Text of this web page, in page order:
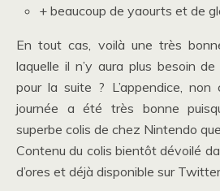
+ beaucoup de yaourts et de
En tout cas, voilà une très
laquelle il n’y aura plus besoin
pour la suite ? L’appendice,
journée a été très bonne
superbe colis de chez Nintendo
Contenu du colis bientôt dévoilé
d’ores et déjà disponible sur